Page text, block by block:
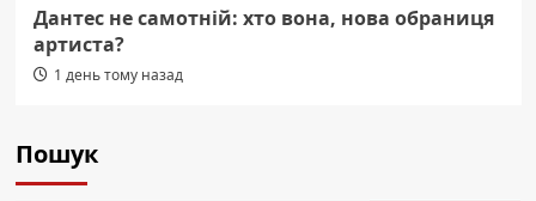
Дантес не самотній: хто вона, нова обраниця
артиста?
1 день тому назад
Пошук